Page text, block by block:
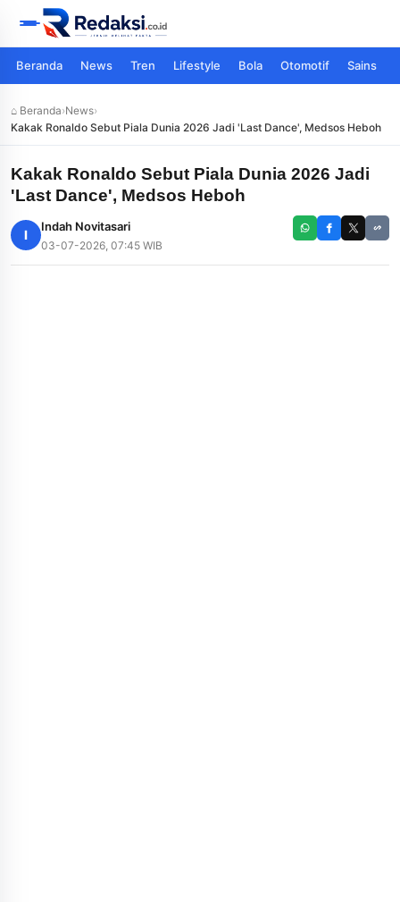
Beranda News Tren Lifestyle Bola Otomotif Sains
⌂ Beranda›News›
Kakak Ronaldo Sebut Piala Dunia 2026 Jadi 'Last Dance', Medsos Heboh
Kakak Ronaldo Sebut Piala Dunia 2026 Jadi
'Last Dance', Medsos Heboh
I
Indah Novitasari
03-07-2026, 07:45 WIB